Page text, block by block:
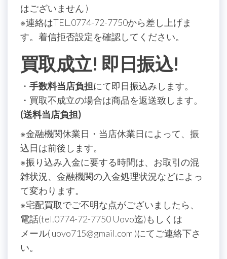
はございません )
※連絡はTEL.0774-72-7750から差し上げま
す。着信拒否設定を確認してください。
買取成立! 即日振込!
・ 手数料当店負担にて即日振込みします。
・買取不成立の場合は商品を返送致します。
(送料当店負担)
※金融機関休業日・当店休業日によって、振
込日は前後します。
※振り込み入金に要する時間は、お取引の混
雑状況、金融機関の入金処理状況などによっ
て変わります。
※宅配買取でご不明な点がございましたら、
電話(tel.0774-72-7750 Uovo迄)もしくは
メール( uovo715@gmail.com )にてご連絡下さ
い。